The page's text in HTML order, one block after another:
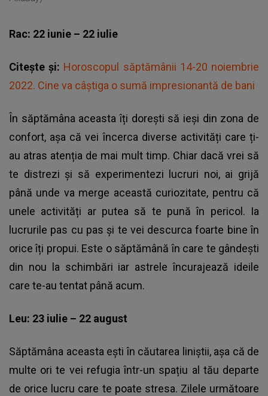
Rac: 22 iunie – 22 iulie
Citește și: Horoscopul săptămânii 14-20 noiembrie
2022. Cine va câștiga o sumă impresionantă de bani
În săptămâna aceasta îți dorești să ieși din zona de
confort, așa că vei încerca diverse activități care ți-
au atras atenția de mai mult timp. Chiar dacă vrei să
te distrezi și să experimentezi lucruri noi, ai grijă
până unde va merge această curiozitate, pentru că
unele activități ar putea să te pună în pericol. Ia
lucrurile pas cu pas și te vei descurca foarte bine în
orice îți propui. Este o săptămână în care te gândești
din nou la schimbări iar astrele încurajează ideile
care te-au tentat până acum.
Leu: 23 iulie – 22 august
Săptămâna aceasta ești în căutarea liniștii, așa că de
multe ori te vei refugia într-un spațiu al tău departe
de orice lucru care te poate stresa. Zilele următoare